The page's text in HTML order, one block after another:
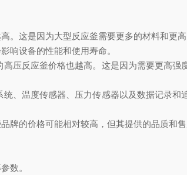
这是因为大型反应釜需要更多的材料和更高
响设备的性能和使用寿命。
压反应釜价格也越高。这是因为需要更高强
、温度传感器、压力传感器以及数据记录和
的价格可能相对较高，但其提供的品质和售
数。